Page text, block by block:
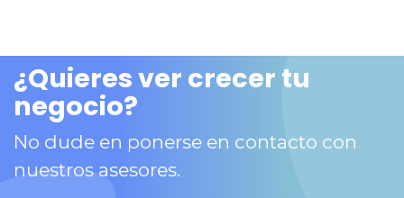
¿Quieres ver crecer tu
negocio?
No dude en ponerse en contacto con
nuestros asesores.